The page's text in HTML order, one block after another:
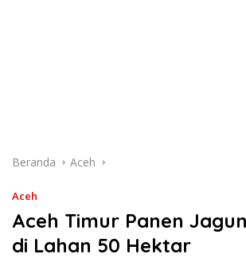
Beranda Aceh
Aceh
Aceh Timur Panen
di Lahan 50 Hektar